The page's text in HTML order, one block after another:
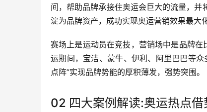
间，帮助品牌承接住奥运会巨大的流量，
淀为品牌资产，成功实现奥运营销效果最大化
赛场上是运动员在竞技，营销场中是品牌
运期间，宝洁、蒙牛、伊利、阿里巴巴等
点阵”实现品牌势能的厚积薄发，强势突围。
02 四大案例解读:奥运热点借